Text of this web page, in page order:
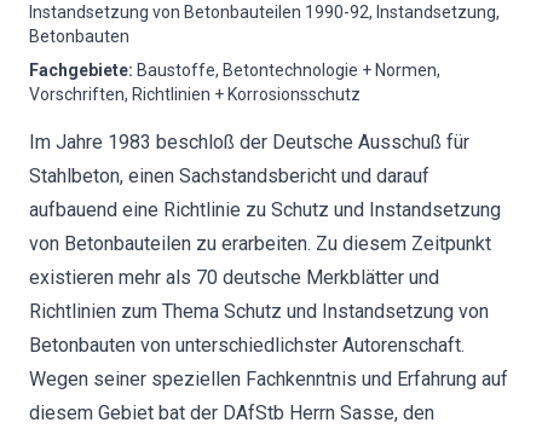
Instandsetzung von Betonbauteilen 1990-92, Instandsetzung,
Betonbauten
Fachgebiete: Baustoffe, Betontechnologie + Normen,
Vorschriften, Richtlinien + Korrosionsschutz
Im Jahre 1983 beschloß der Deutsche Ausschuß für
Stahlbeton, einen Sachstandsbericht und darauf
aufbauend eine Richtlinie zu Schutz und Instandsetzung
von Betonbauteilen zu erarbeiten. Zu diesem Zeitpunkt
existieren mehr als 70 deutsche Merkblätter und
Richtlinien zum Thema Schutz und Instandsetzung von
Betonbauten von unterschiedlichster Autorenschaft.
Wegen seiner speziellen Fachkenntnis und Erfahrung auf
diesem Gebiet bat der DAfStb Herrn Sasse, den